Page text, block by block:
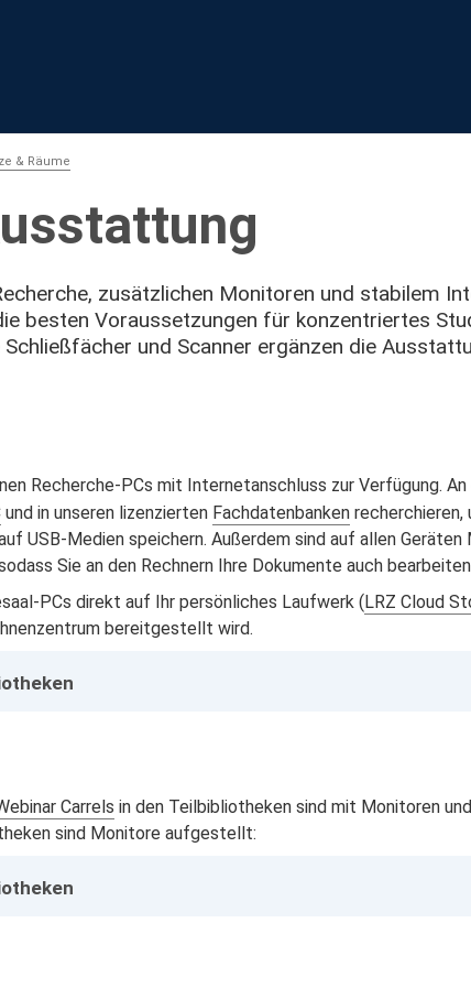
& Räume
zusätzlichen Monitoren und stabilem
besten Voraussetzungen für konzentriertes
und Scanner ergänzen die
Recherche-PCs mit Internetanschluss zur Verfügung. An
und in unseren lizenzierten Fachdatenbanken recherchieren,
USB-Medien speichern. Außerdem sind auf allen Geräten
Sie an den Rechnern Ihre Dokumente auch
PCs direkt auf Ihr persönliches Laufwerk (LRZ Cloud
bereitgestellt wird.
Carrels in den Teilbibliotheken sind mit Monitoren
sind Monitore aufgestellt: